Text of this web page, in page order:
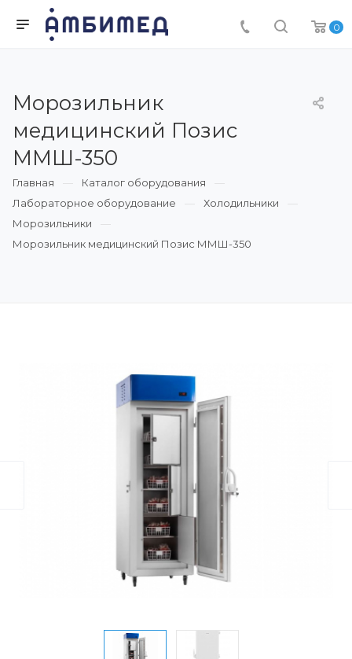
0
Морозильник
медицинский Позис
ММШ-350
Главная
Каталог оборудования
Лабораторное оборудование
Холодильники
Морозильники
Морозильник медицинский Позис ММШ-350